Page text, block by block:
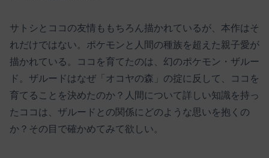
サトシとココの友情ももちろん描かれているが、本作はそ
れだけではない。ポケモンと人間の種族を超えた親子愛が
描かれている。ココを育てたのは、幻のポケモン・ザルー
ド。ザルードはなぜ「オコヤの森」の掟に反して、ココを
育てることを決めたのか？人間について詳しい知識を持っ
たココは、ザルードとの関係にどのような思いを抱くの
か？その目で確かめてみて欲しい。